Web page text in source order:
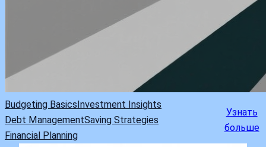
Budgeting BasicsInvestment Insights
Debt ManagementSaving Strategies
Financial Planning
Узнать
больше